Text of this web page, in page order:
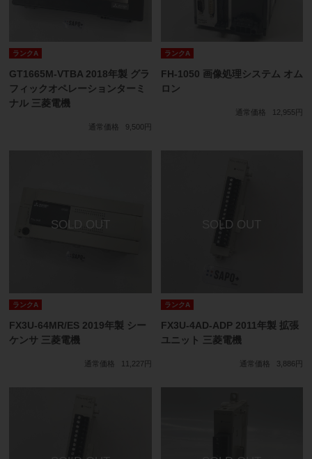
ランクA
GT1665M-VTBA 2018年製 グラ
フィックオペレーションターミ
ナル 三菱電機
通常価格 9,500円
ランクA
FH-1050 画像処理システム オム
ロン
通常価格 12,955円
ランクA
FX3U-64MR/ES 2019年製 シー
ケンサ 三菱電機
通常価格 11,227円
ランクA
FX3U-4AD-ADP 2011年製 拡張
ユニット 三菱電機
通常価格 3,886円